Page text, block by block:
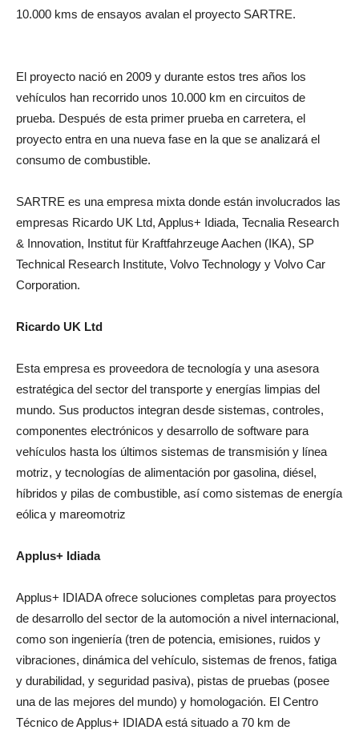
10.000 kms de ensayos avalan el proyecto SARTRE.
El proyecto nació en 2009 y durante estos tres años los
vehículos han recorrido unos 10.000 km en circuitos de
prueba. Después de esta primer prueba en carretera, el
proyecto entra en una nueva fase en la que se analizará el
consumo de combustible.
SARTRE es una empresa mixta donde están involucrados las
empresas Ricardo UK Ltd, Applus+ Idiada, Tecnalia Research
& Innovation, Institut für Kraftfahrzeuge Aachen (IKA), SP
Technical Research Institute, Volvo Technology y Volvo Car
Corporation.
Ricardo UK Ltd
Esta empresa es proveedora de tecnología y una asesora
estratégica del sector del transporte y energías limpias del
mundo. Sus productos integran desde sistemas, controles,
componentes electrónicos y desarrollo de software para
vehículos hasta los últimos sistemas de transmisión y línea
motriz, y tecnologías de alimentación por gasolina, diésel,
híbridos y pilas de combustible, así como sistemas de energía
eólica y mareomotriz
Applus+ Idiada
Applus+ IDIADA ofrece soluciones completas para proyectos
de desarrollo del sector de la automoción a nivel internacional,
como son ingeniería (tren de potencia, emisiones, ruidos y
vibraciones, dinámica del vehículo, sistemas de frenos, fatiga
y durabilidad, y seguridad pasiva), pistas de pruebas (posee
una de las mejores del mundo) y homologación. El Centro
Técnico de Applus+ IDIADA está situado a 70 km de